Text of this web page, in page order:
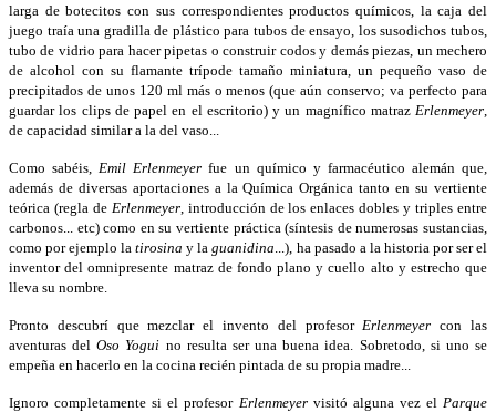
larga de botecitos con sus correspondientes productos químicos, la caja del
juego traía una gradilla de plástico para tubos de ensayo, los susodichos tubos,
tubo de vidrio para hacer pipetas o construir codos y demás piezas, un mechero
de alcohol con su flamante trípode tamaño miniatura, un pequeño vaso de
precipitados de unos 120 ml más o menos (que aún conservo; va perfecto para
guardar los clips de papel en el escritorio) y un magnífico matraz Erlenmeyer
de capacidad similar a la del vaso...
Como sabéis, Emil Erlenmeyer fue un químico y farmacéutico alemán que,
además de diversas aportaciones a la Química Orgánica tanto en su vertiente
teórica (regla de Erlenmeyer, introducción de los enlaces dobles y triples entre
carbonos... etc) como en su vertiente práctica (síntesis de numerosas sustancias,
como por ejemplo latirosina y laguanidina ...), ha pasado a la historia por ser el
inventor del omnipresente matraz de fondo plano y cuello alto y estrecho que
lleva su nombre.
Pronto descubrí que mezclar el invento del profesor Erlenmeyer con las
aventuras delOso Yogui no resulta ser una buena idea. Sobretodo, si uno se
empeña en hacerlo en la cocina recién pintada de su propia madre...
Ignoro completamente si el profesor Erlenmeyervisitó alguna vez el Parque